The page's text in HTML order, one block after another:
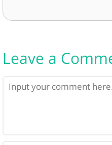
Leave a